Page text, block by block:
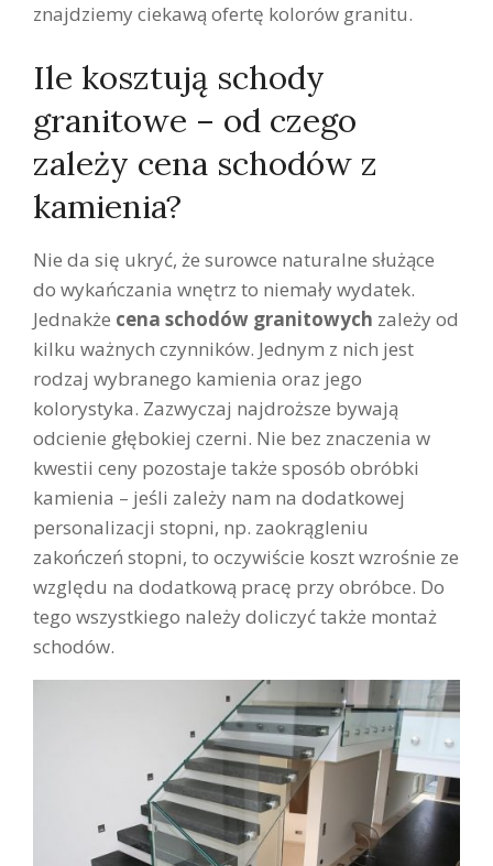
znajdziemy ciekawą ofertę kolorów granitu.
Ile kosztują schody
granitowe – od czego
zależy cena schodów z
kamienia?
Nie da się ukryć, że surowce naturalne służące
do wykańczania wnętrz to niemały wydatek.
Jednakże cena schodów granitowych zależy od
kilku ważnych czynników. Jednym z nich jest
rodzaj wybranego kamienia oraz jego
kolorystyka. Zazwyczaj najdroższe bywają
odcienie głębokiej czerni. Nie bez znaczenia w
kwestii ceny pozostaje także sposób obróbki
kamienia – jeśli zależy nam na dodatkowej
personalizacji stopni, np. zaokrągleniu
zakończeń stopni, to oczywiście koszt wzrośnie ze
względu na dodatkową pracę przy obróbce. Do
tego wszystkiego należy doliczyć także montaż
schodów.